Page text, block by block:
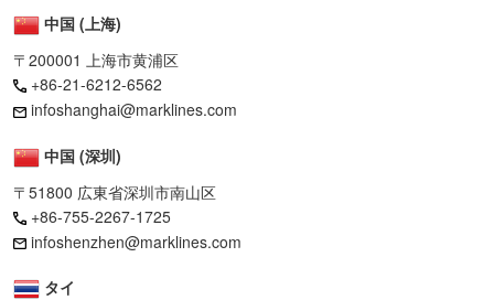
中国 (上海)
〒200001 上海市黄浦区
+86-21-6212-6562
infoshanghai@marklines.com
中国 (深圳)
〒51800 広東省深圳市南山区
+86-755-2267-1725
infoshenzhen@marklines.com
タイ